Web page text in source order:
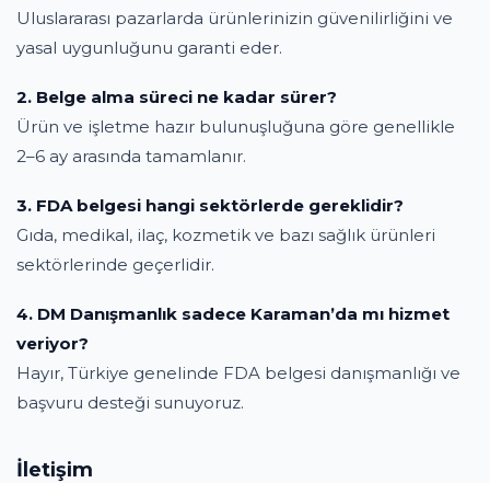
Uluslararası pazarlarda ürünlerinizin güvenilirliğini ve
yasal uygunluğunu garanti eder.
2. Belge alma süreci ne kadar sürer?
Ürün ve işletme hazır bulunuşluğuna göre genellikle
2–6 ay arasında tamamlanır.
3. FDA belgesi hangi sektörlerde gereklidir?
Gıda, medikal, ilaç, kozmetik ve bazı sağlık ürünleri
sektörlerinde geçerlidir.
4. DM Danışmanlık sadece Karaman’da mı hizmet
veriyor?
Hayır, Türkiye genelinde FDA belgesi danışmanlığı ve
başvuru desteği sunuyoruz.
İletişim